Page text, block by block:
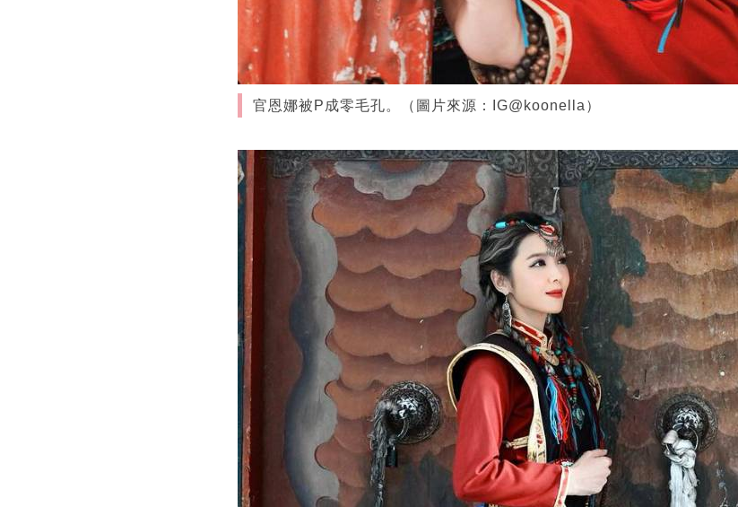
官恩娜被P成零毛孔。（圖片來源：IG@koonella）